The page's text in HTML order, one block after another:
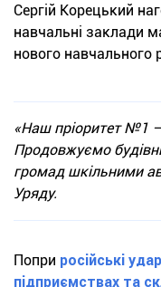
Сергій Корецький
навчальні заклади
нового навчального
«Наш пріоритет №1 —
Продовжуємо
громад шкільними
Уряду.
Попри російські
підприємствах та